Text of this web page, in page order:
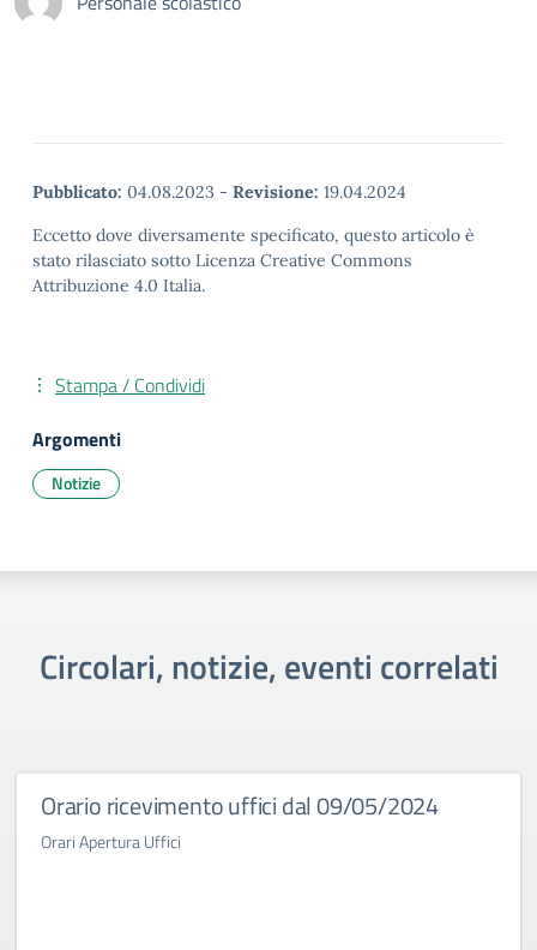
Pubblicato: 04.08.2023 - Revisione: 19.04.2024
Eccetto dove diversamente specificato, questo articolo è
stato rilasciato sotto Licenza Creative Commons
Attribuzione 4.0 Italia.
Stampa / Condividi
Argomenti
Notizie
Circolari, notizie, eventi correlati
Orario ricevimento uffici dal 09/05/2024
Orari Apertura Uffici